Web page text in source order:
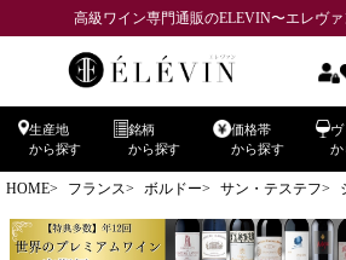
高級ワイン専門通販のELEVIN〜エレヴ
生産地
から探す
銘柄
から探す
価格帯
から探す
か
HOME フランス ボルドー サン・テステフ